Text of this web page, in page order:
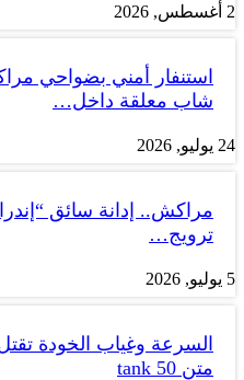
2 أغسطس, 2026
استنفار أمني بضواحي
شاب معلقة داخل…
24 يوليو, 2026
مراكش.. إدانة سائق
ترويج…
5 يوليو, 2026
السرعة وغياب الخودة
متن tank 50